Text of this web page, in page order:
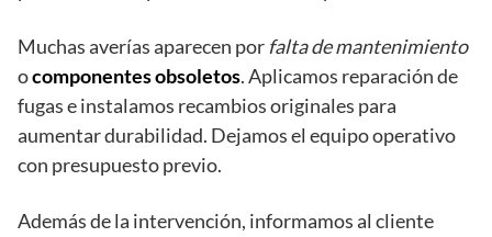
Muchas averías aparecen por falta de mantenimiento
ocomponentes obsoletos. Aplicamos reparación de
fugas e instalamos recambios originales para
aumentar durabilidad. Dejamos el equipo operativo
con presupuesto previo.
Además de la intervención, informamos al cliente